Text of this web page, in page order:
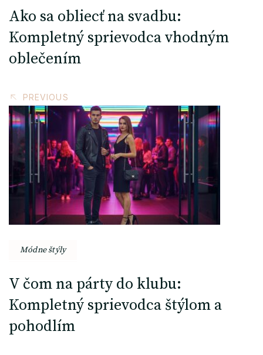
Ako sa obliecť na svadbu:
Kompletný sprievodca vhodným
oblečením
PREVIOUS
Módne štýly
V čom na párty do klubu:
Kompletný sprievodca štýlom a
pohodlím